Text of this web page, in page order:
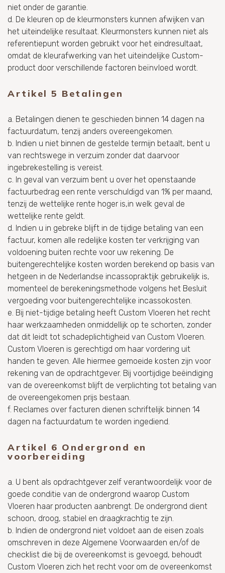
niet onder de garantie.
d. De kleuren op de kleurmonsters kunnen afwijken van
het uiteindelijke resultaat. Kleurmonsters kunnen niet als
referentiepunt worden gebruikt voor het eindresultaat,
omdat de kleurafwerking van het uiteindelijke Custom-
product door verschillende factoren beïnvloed wordt.
Artikel 5 Betalingen
a. Betalingen dienen te geschieden binnen 14 dagen na
factuurdatum, tenzij anders overeengekomen.
b. Indien u niet binnen de gestelde termijn betaalt, bent u
van rechtswege in verzuim zonder dat daarvoor
ingebrekestelling is vereist.
c. In geval van verzuim bent u over het openstaande
factuurbedrag een rente verschuldigd van 1% per maand,
tenzij de wettelijke rente hoger is,in welk geval de
wettelijke rente geldt.
d. Indien u in gebreke blijft in de tijdige betaling van een
factuur, komen alle redelijke kosten ter verkrijging van
voldoening buiten rechte voor uw rekening. De
buitengerechtelijke kosten worden berekend op basis van
hetgeen in de Nederlandse incassopraktijk gebruikelijk is,
momenteel de berekeningsmethode volgens het Besluit
vergoeding voor buitengerechtelijke incassokosten.
e. Bij niet-tijdige betaling heeft Custom Vloeren het recht
haar werkzaamheden onmiddellijk op te schorten, zonder
dat dit leidt tot schadeplichtigheid van Custom Vloeren.
Custom Vloeren is gerechtigd om haar vordering uit
handen te geven. Alle hiermee gemoeide kosten zijn voor
rekening van de opdrachtgever. Bij voortijdige beëindiging
van de overeenkomst blijft de verplichting tot betaling van
de overeengekomen prijs bestaan.
f. Reclames over facturen dienen schriftelijk binnen 14
dagen na factuurdatum te worden ingediend.
Artikel 6 Ondergrond en
voorbereiding
a. U bent als opdrachtgever zelf verantwoordelijk voor de
goede conditie van de ondergrond waarop Custom
Vloeren haar producten aanbrengt. De ondergrond dient
schoon, droog, stabiel en draagkrachtig te zijn.
b. Indien de ondergrond niet voldoet aan de eisen zoals
omschreven in deze Algemene Voorwaarden en/of de
checklist die bij de overeenkomst is gevoegd, behoudt
Custom Vloeren zich het recht voor om de overeenkomst